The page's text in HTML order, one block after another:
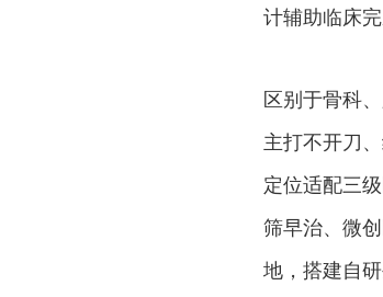
计辅助临床
区别于骨科
主打不开刀
定位适配三
筛早治、微
地，搭建自